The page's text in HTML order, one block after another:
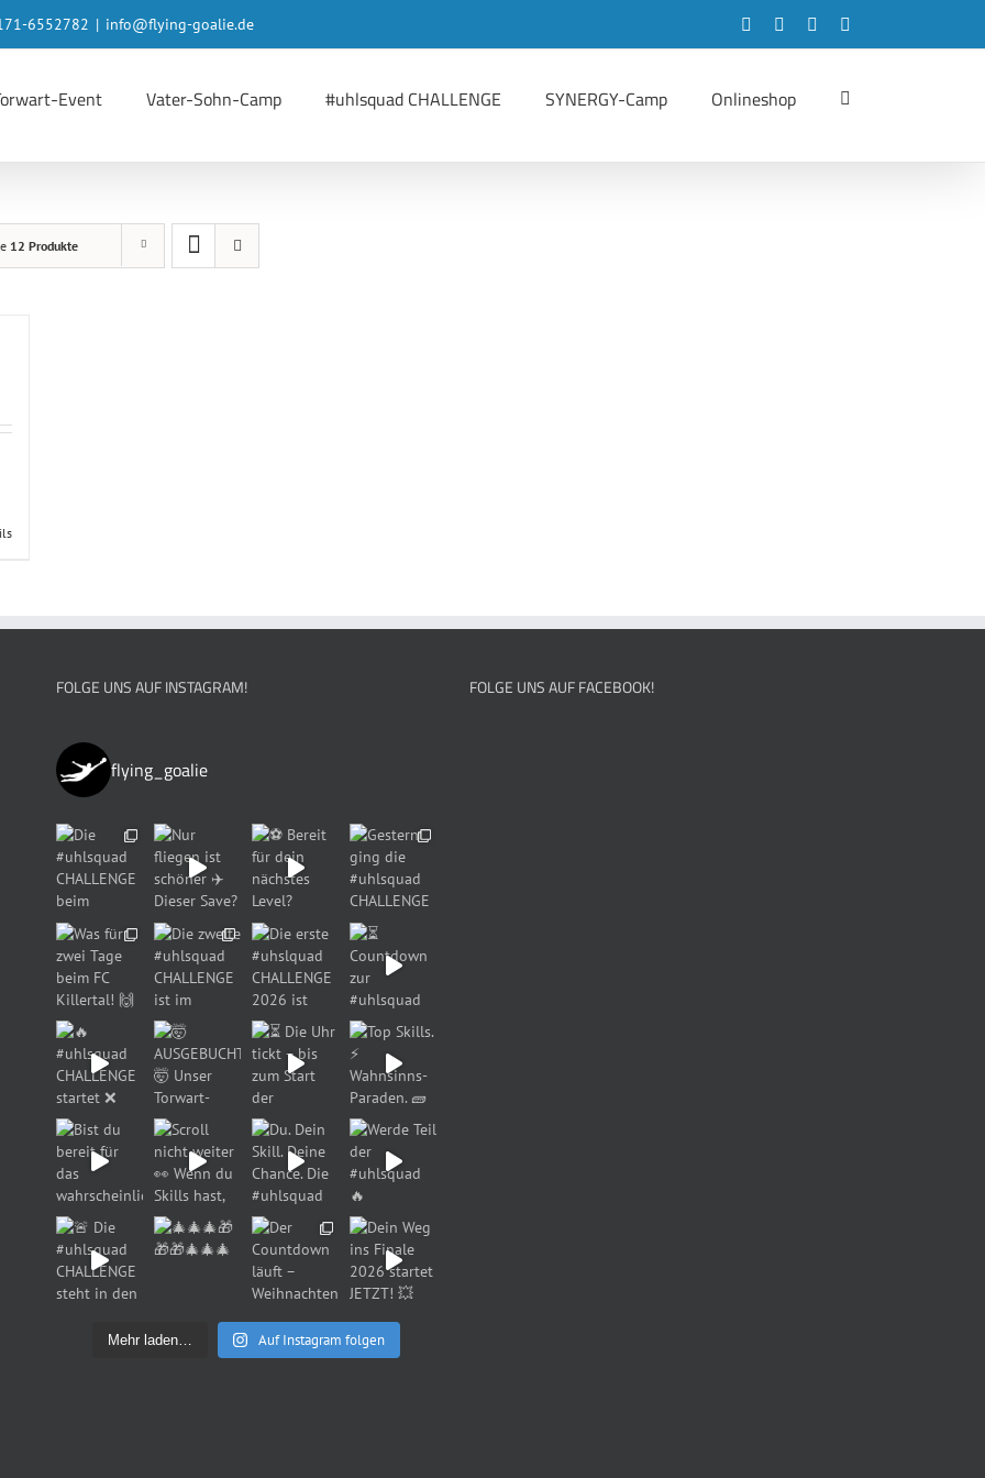
6552782 | info@flying-goalie.de FacebookInstagramLinkedIn
Event Vater-Sohn-Camp #uhlsquad CHALLENGE SYNERGY-Camp Onlineshop
12 Produkte
FOLGE UNS AUF INSTAGRAM!
flying_goalie
Mehr laden… Auf Instagram folgen
FOLGE UNS AUF FACEBOOK!